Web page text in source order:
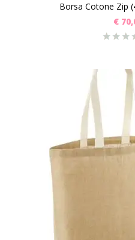
Borsa Cotone Zip
€